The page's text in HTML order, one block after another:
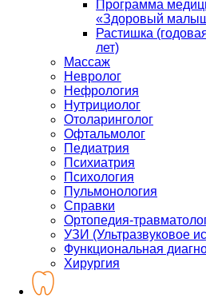
Программа
«Здоровый
Растишка
лет)
Массаж
Невролог
Нефрология
Нутрициолог
Отоларинголог
Офтальмолог
Педиатрия
Психиатрия
Психология
Пульмонология
Справки
Ортопедия-
УЗИ (Ультразвуковое
Функциональная
Хирургия